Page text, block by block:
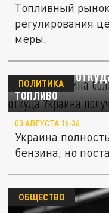
Топливный
регулирования
меры.
Своего бензина
рассказал,
топливо
ПОЛИТИКА
03 АВГУСТА 16:36
Украина
бензина, но
ОБЩЕСТВО